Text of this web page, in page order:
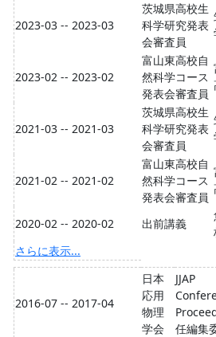
2023-03 -- 2023-03
茨城県高校生
科学研究発表
会審査員
2023-02 -- 2023-02
富山東高校自
然科学コース
発表会審査員
2021-03 -- 2021-03
茨城県高校生
科学研究発表
会審査員
2021-02 -- 2021-02
富山東高校自
然科学コース
発表会審査員
2020-02 -- 2020-02 出前講義
さらに表示...
2016-07 -- 2017-04
日本
応用
物理
学会
JJAP
任編集